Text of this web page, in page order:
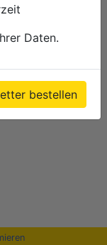
Daten.
bestellen